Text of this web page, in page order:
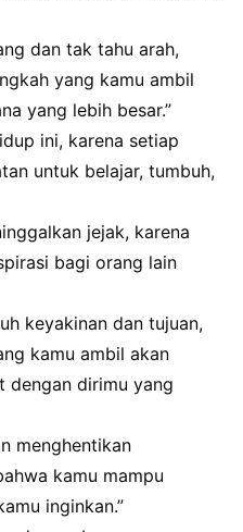
dan tak tahu arah,
yang kamu ambil
yang lebih besar.”
ini, karena setiap
untuk belajar, tumbuh,
jejak, karena
bagi orang lain
keyakinan dan tujuan,
kamu ambil akan
dengan dirimu yang
menghentikan
kamu mampu
inginkan.”